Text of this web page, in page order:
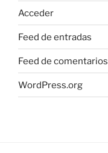
Acceder
Feed de entradas
Feed de comentarios
WordPress.org